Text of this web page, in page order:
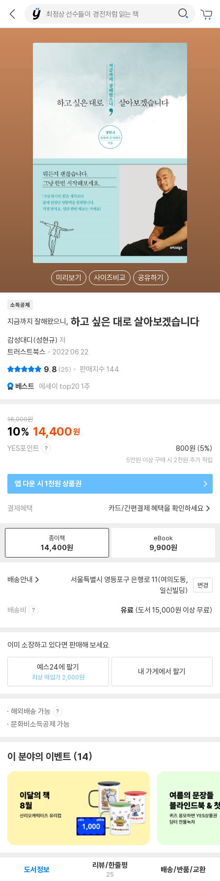
미리보기 사이즈비교 공유하기
소득공제
지금까지 잘해왔으니, 하고 싶은 대로 살아보겠습니다
감성대디(성현규) 저
트러스트북스
2022.06.22.
9.8 25 판매지수 144
베스트 에세이 top20 1주
16,000원
10 14,400
YES포인트 800원 (5%)
5만원 이상 구매 시 2천원 추가 적립
앱 다운 시 1천원 상품권
결제혜택 카드/간편결제 혜택을 확인하세요
종이책
14,400원
eBook
9,900원
배송안내
서울특별시 영등포구 은행로 11(여의도동,
일신빌딩)
변경
배송비 유료 (도서 15,000원 이상 무료)
이미 소장하고 있다면 판매해 보세요.
예스24에 팔기
최상 매입가 2,000원
내 가게에서 팔기
해외배송 가능
문화비소득공제 가능
이 분야의 이벤트 14
도서정보 리뷰/한줄평
25 배송/반품/교환